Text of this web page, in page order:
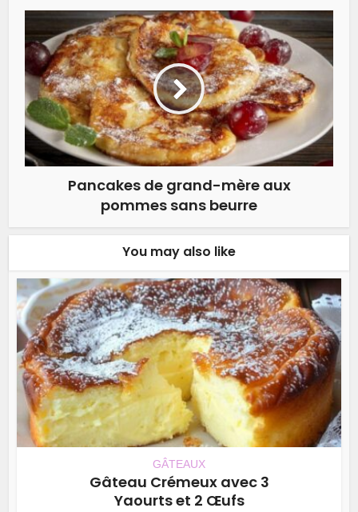
Pancakes de grand-mère aux
pommes sans beurre
You may also like
GÂTEAUX
Gâteau Crémeux avec 3
Yaourts et 2 Œufs